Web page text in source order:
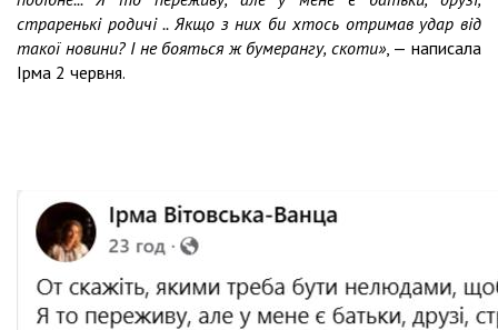
страренькі родичі .. Якщо з них би хтось отримав удар від
такої новини? І не бояться ж бумерангу, скоти», — написала
Ірма 2 червня.